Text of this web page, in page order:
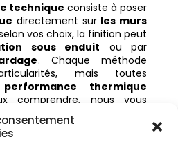
technique consiste à poser
directement sur les murs
vos choix, la finition peut
sous enduit ou par
. Chaque méthode
mais toutes
performance thermique
comprendre, nous vous
notre vidéo explicative, qui
le déroulement des
thermique extérieure